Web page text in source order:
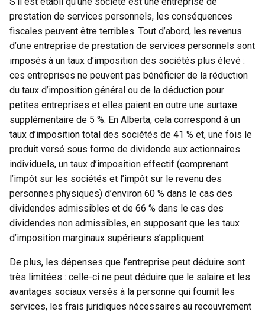
prestation de services personnels, les conséquences
fiscales peuvent être terribles. Tout d’abord, les revenus
d’une entreprise de prestation de services personnels sont
imposés à un taux d’imposition des sociétés plus élevé :
ces entreprises ne peuvent pas bénéficier de la réduction
du taux d’imposition général ou de la déduction pour
petites entreprises et elles paient en outre une surtaxe
supplémentaire de 5 %. En Alberta, cela correspond à un
taux d’imposition total des sociétés de 41 % et, une fois le
produit versé sous forme de dividende aux actionnaires
individuels, un taux d’imposition effectif (comprenant
l’impôt sur les sociétés et l’impôt sur le revenu des
personnes physiques) d’environ 60 % dans le cas des
dividendes admissibles et de 66 % dans le cas des
dividendes non admissibles, en supposant que les taux
d’imposition marginaux supérieurs s’appliquent.
De plus, les dépenses que l’entreprise peut déduire sont
très limitées : celle-ci ne peut déduire que le salaire et les
avantages sociaux versés à la personne qui fournit les
services, les frais juridiques nécessaires au recouvrement